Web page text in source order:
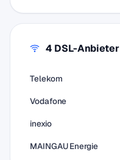
4 DSL-Anbieter
Telekom
Vodafone
inexio
MAINGAU Energie